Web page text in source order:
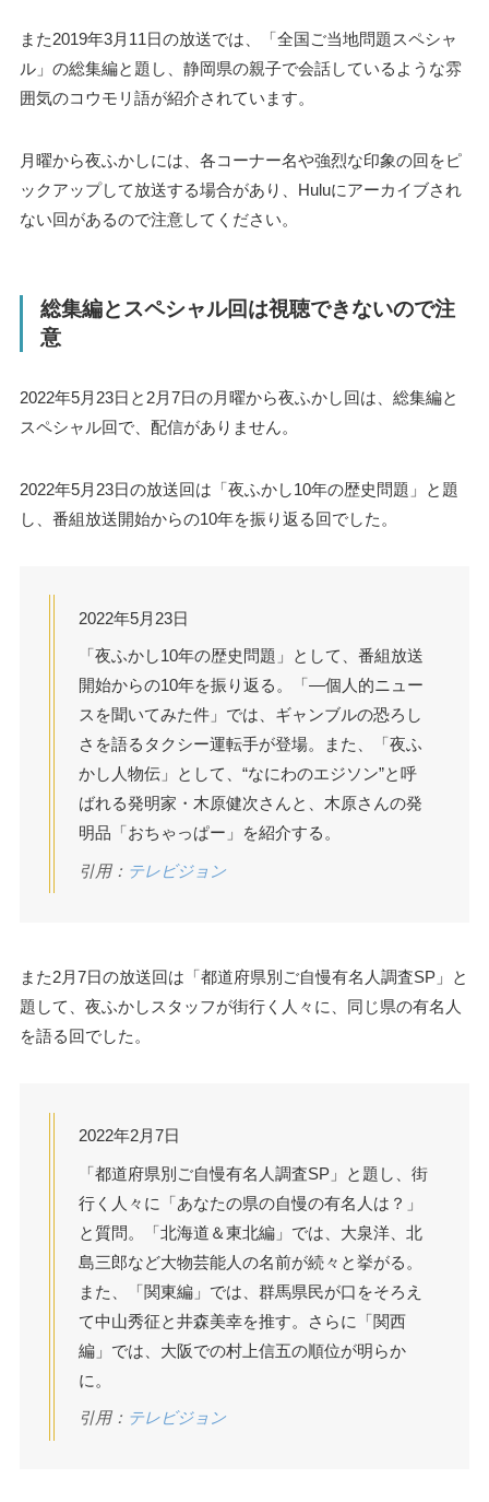
また2019年3月11日の放送では、「全国ご当地問題スペシャ
ル」の総集編と題し、静岡県の親子で会話しているような雰
囲気のコウモリ語が紹介されています。
月曜から夜ふかしには、各コーナー名や強烈な印象の回をピ
ックアップして放送する場合があり、Huluにアーカイブされ
ない回があるので注意してください。
総集編とスペシャル回は視聴できないので注
意
2022年5月23日と2月7日の月曜から夜ふかし回は、総集編と
スペシャル回で、配信がありません。
2022年5月23日の放送回は「夜ふかし10年の歴史問題」と題
し、番組放送開始からの10年を振り返る回でした。
2022年5月23日
「夜ふかし10年の歴史問題」として、番組放送
開始からの10年を振り返る。「―個人的ニュー
スを聞いてみた件」では、ギャンブルの恐ろし
さを語るタクシー運転手が登場。また、「夜ふ
かし人物伝」として、“なにわのエジソン”と呼
ばれる発明家・木原健次さんと、木原さんの発
明品「おちゃっぱー」を紹介する。
引用： テレビジョン
また2月7日の放送回は「都道府県別ご自慢有名人調査SP」と
題して、夜ふかしスタッフが街行く人々に、同じ県の有名人
を語る回でした。
2022年2月7日
「都道府県別ご自慢有名人調査SP」と題し、街
行く人々に「あなたの県の自慢の有名人は？」
と質問。「北海道＆東北編」では、大泉洋、北
島三郎など大物芸能人の名前が続々と挙がる。
また、「関東編」では、群馬県民が口をそろえ
て中山秀征と井森美幸を推す。さらに「関西
編」では、大阪での村上信五の順位が明らか
に。
引用： テレビジョン